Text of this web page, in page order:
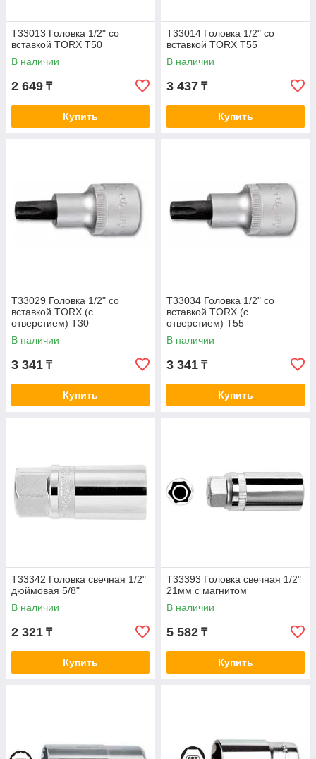
T33013 Головка 1/2" со
вставкой TORX T50
В наличии
2 649 ₸
Купить
T33014 Головка 1/2" со
вставкой TORX T55
В наличии
3 437 ₸
Купить
T33029 Головка 1/2" со
вставкой TORX (с
отверстием) T30
В наличии
3 341 ₸
Купить
T33034 Головка 1/2" со
вставкой TORX (с
отверстием) T55
В наличии
3 341 ₸
Купить
T33342 Головка свечная 1/2"
дюймовая 5/8"
В наличии
2 321 ₸
Купить
T33393 Головка свечная 1/2"
21мм с магнитом
В наличии
5 582 ₸
Купить